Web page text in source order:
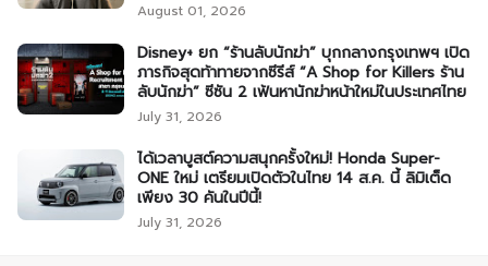
August 01, 2026
Disney+ ยก “ร้านลับนักฆ่า” บุกกลางกรุงเทพฯ เปิด
ภารกิจสุดท้าทายจากซีรีส์ “A Shop for Killers ร้าน
ลับนักฆ่า” ซีซัน 2 เฟ้นหานักฆ่าหน้าใหม่ในประเทศไทย
July 31, 2026
ได้เวลาบูสต์ความสนุกครั้งใหม่! Honda Super-
ONE ใหม่ เตรียมเปิดตัวในไทย 14 ส.ค. นี้ ลิมิเต็ด
เพียง 30 คันในปีนี้!
July 31, 2026